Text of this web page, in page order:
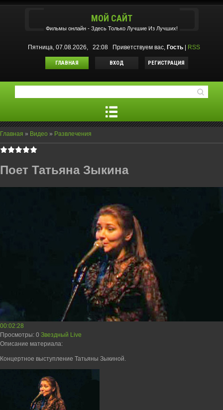
МОЙ САЙТ
Фильмы oнлайн - Здесь Только Лучшие Из Лучших!
Пятница, 07.08.2026, 22:08 Приветствуем вас, Гость RSS
ГЛАВНАЯ ВХОД РЕГИСТРАЦИЯ
Главная » Видео » Развлечения
Поет Татьяна Зыкина
00:02:28
Просмотры: 0 Звездный Live
Описание материала:
Концертное выступление Татьяны Зыкиной.